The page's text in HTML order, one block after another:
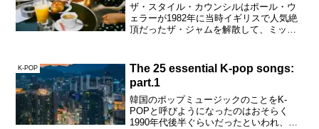
ザ・スタイル・カウンシルはポール・ウ
ェラーが1982年に当時イギリスで人気絶
頂だったザ・ジャムを解散して、ミッ
ウェラーを中心とする3人組のパンクバン
ドというような紹介の...
K-POP
The 25 essential K-pop songs:
part.1
韓国のポップミュージックのことをK-
POPと呼びようになったのはおそらく
1990年代後半ぐらいだったといわれ、し